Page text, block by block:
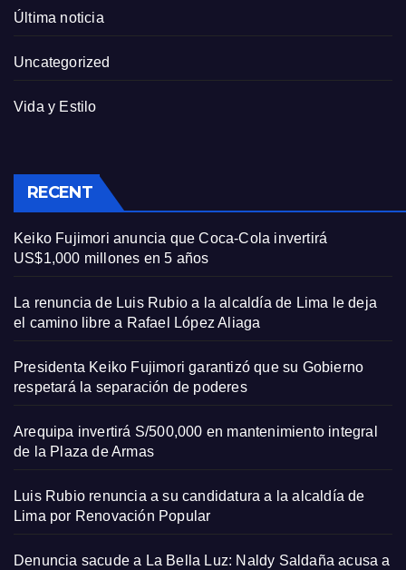
Última noticia
Uncategorized
Vida y Estilo
RECENT
Keiko Fujimori anuncia que Coca-Cola invertirá
US$1,000 millones en 5 años
La renuncia de Luis Rubio a la alcaldía de Lima le deja
el camino libre a Rafael López Aliaga
Presidenta Keiko Fujimori garantizó que su Gobierno
respetará la separación de poderes
Arequipa invertirá S/500,000 en mantenimiento integral
de la Plaza de Armas
Luis Rubio renuncia a su candidatura a la alcaldía de
Lima por Renovación Popular
Denuncia sacude a La Bella Luz: Naldy Saldaña acusa a